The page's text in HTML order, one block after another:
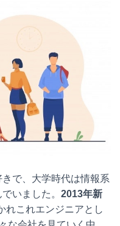
で、大学時代は情報系
いました。 2013年新
れこれエンジニアとし